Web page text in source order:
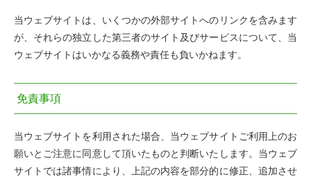
当ウェブサイトは、いくつかの外部サイトへのリンクを含みます
が、それらの独立した第三者のサイト及びサービスについて、当
ウェブサイトはいかなる義務や責任も負いかねます。
免責事項
当ウェブサイトを利用された場合、当ウェブサイトご利用上のお
願いとご注意に同意して頂いたものと判断いたします。当ウェブ
サイトでは諸事情により、上記の内容を部分的に修正、追加させ